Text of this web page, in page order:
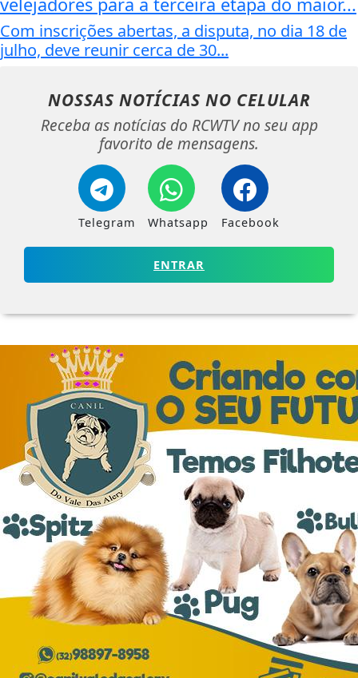
Com inscrições abertas, a disputa, no dia 18 de
julho, deve reunir cerca de 30...
NOSSAS NOTÍCIAS NO CELULAR
Receba as notícias do RCWTV no seu app
favorito de mensagens.
Telegram Whatsapp Facebook
ENTRAR